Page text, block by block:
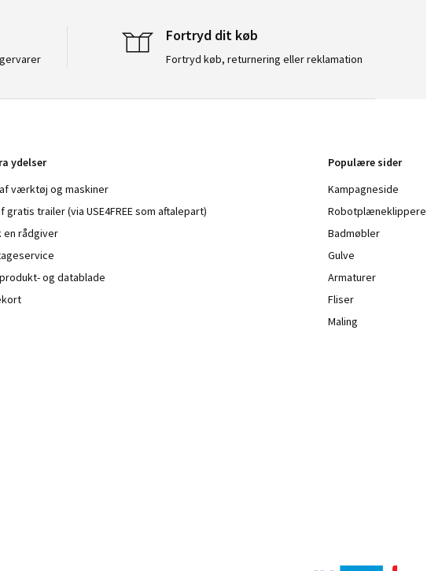
Fortryd dit køb
Fortryd køb, returnering eller reklamation
ydelser
værktøj og maskiner
gratis trailer (via USE4FREE som aftalepart)
en rådgiver
og datablade
Populære sider
Kampagneside
Robotplæneklippere
Badmøbler
Gulve
Armaturer
Fliser
Maling